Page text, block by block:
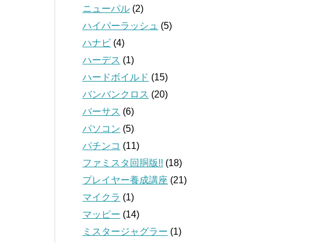
ニューパル (2)
ハイパーラッシュ (5)
ハナビ (4)
ハーデス (1)
ハードボイルド (15)
バンバンクロス (20)
バーサス (6)
パソコン (5)
パチンコ (11)
ファミスタ回胴版!! (18)
プレイヤー養成講座 (21)
マイクラ (1)
マッピー (14)
ミスタージャグラー (1)